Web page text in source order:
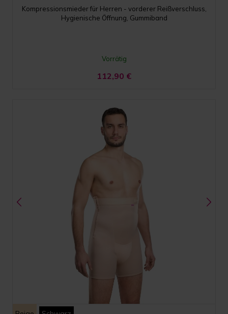
Kompressionsmieder für Herren - vorderer Reißverschluss,
Hygienische Öffnung, Gummiband
Vorrätig
112,90 €